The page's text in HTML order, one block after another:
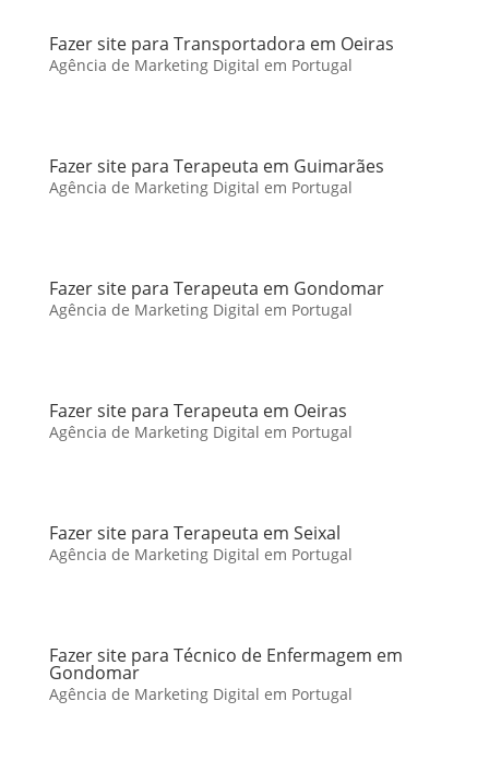
Fazer site para Transportadora em Oeiras
Agência de Marketing Digital em Portugal
Fazer site para Terapeuta em Guimarães
Agência de Marketing Digital em Portugal
Fazer site para Terapeuta em Gondomar
Agência de Marketing Digital em Portugal
Fazer site para Terapeuta em Oeiras
Agência de Marketing Digital em Portugal
Fazer site para Terapeuta em Seixal
Agência de Marketing Digital em Portugal
Fazer site para Técnico de Enfermagem em
Gondomar
Agência de Marketing Digital em Portugal